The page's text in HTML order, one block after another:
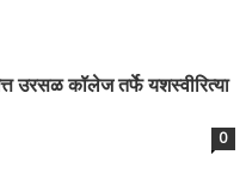
उरसळ कॉलेज तर्फे यशस्वीरित्या
0